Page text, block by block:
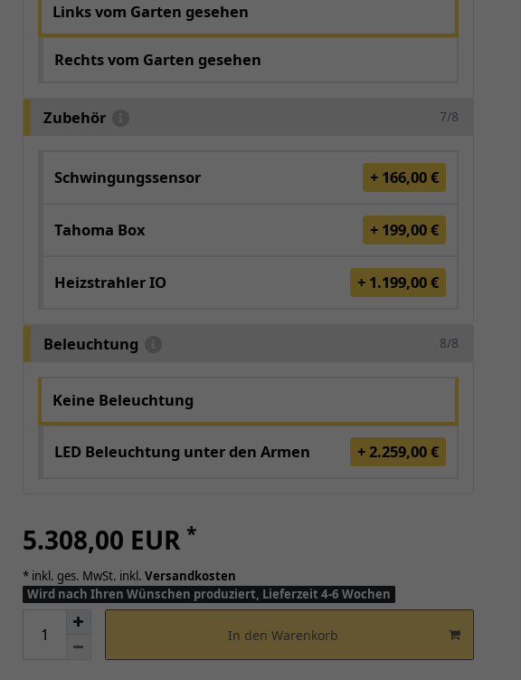
Links vom Garten gesehen
Rechts vom Garten gesehen
Zubehör 7/8
Schwingungssensor + 166,00 €
Tahoma Box + 199,00 €
Heizstrahler IO + 1.199,00 €
Beleuchtung 8/8
Keine Beleuchtung
LED Beleuchtung unter den Armen + 2.259,00 €
5.308,00 EUR *
* inkl. ges. MwSt. inkl. Versandkosten
Wird nach Ihren Wünschen produziert, Lieferzeit 4-6 Wochen
In den Warenkorb